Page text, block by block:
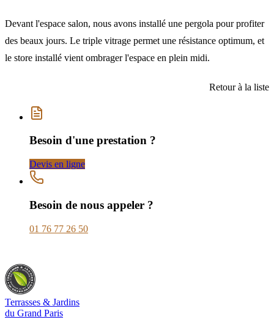
Devant l'espace salon, nous avons installé une pergola pour profiter
des beaux jours. Le triple vitrage permet une résistance optimum, et
le store installé vient ombrager l'espace en plein midi.
Retour à la liste
Besoin d'une prestation ?
Devis en ligne
Besoin de nous appeler ?
01 76 77 26 50
Terrasses & Jardins
du Grand Paris